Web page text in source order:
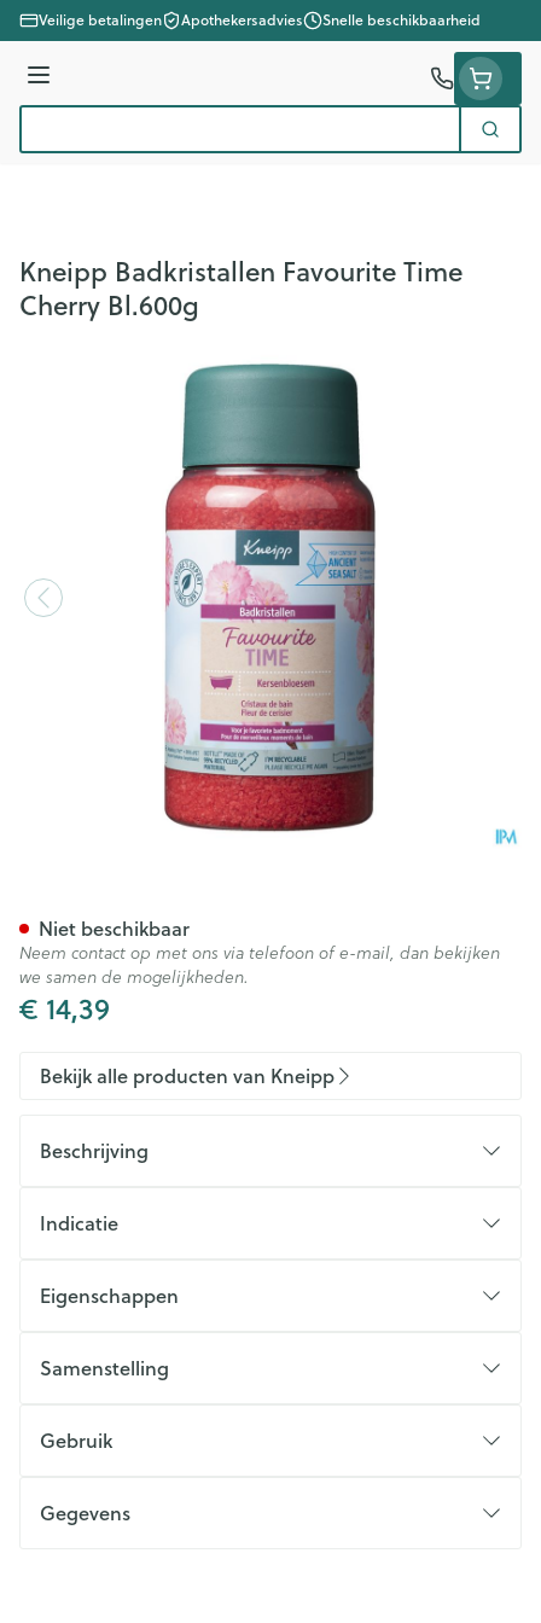
Ga naar de inhoud
Veilige betalingen Apothekersadvies Snelle beschikbaarheid
Menu
Zoek
Kneipp Badkristallen Favourite Time
Cherry Bl.600g
€ 14,39
Niet beschikbaar
Neem contact op met ons via telefoon of e-mail, dan bekijken
we samen de mogelijkheden.
Bekijk alle producten van Kneipp
Beschrijving
Indicatie
Eigenschappen
Samenstelling
Gebruik
Gegevens